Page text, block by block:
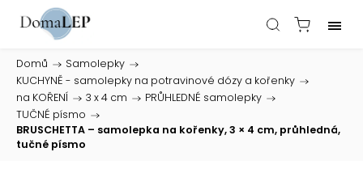
Domů / Samolepky /
KUCHYNĚ - samolepky na potravinové dózy a kořenky /
na KOŘENÍ / 3 x 4 cm / PRŮHLEDNÉ samolepky /
TUČNÉ písmo /
BRUSCHETTA – samolepka na kořenky, 3 × 4 cm, průhledná,
tučné písmo